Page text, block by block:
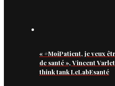
« #MoiPatient, je veux
de santé », Vincent
think tank LeLabEsanté